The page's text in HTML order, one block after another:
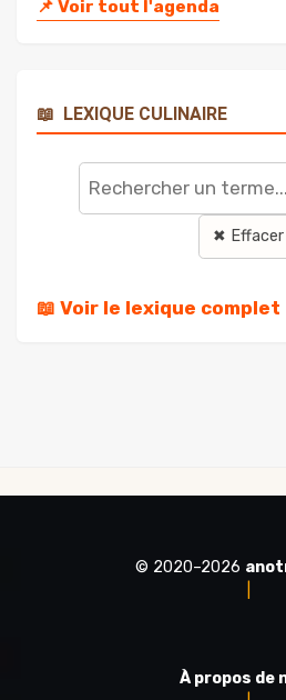
📌 Voir tout l'agenda
📖 LEXIQUE CULINAIRE
Rechercher
terme
✖ Effacer
📖 Voir le lexique complet
© 2020–2026
À propos de